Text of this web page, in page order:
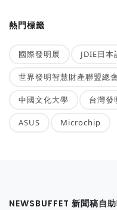
熱門標籤
國際發明展 JDIE日
世界發明智慧財產聯盟總會
中國文化大學 台灣發
ASUS Microchip
NEWSBUFFET 新聞稿自